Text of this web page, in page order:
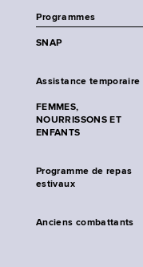
Programmes
SNAP
Assistance temporaire
FEMMES,
NOURRISSONS ET
ENFANTS
Programme de repas
estivaux
Anciens combattants